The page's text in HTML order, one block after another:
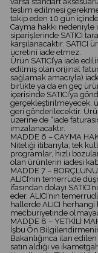
teslim edilmesi
takip eden 10 gün
Cayma hakkı
siparişlerinde SATICI
karşılanacaktır. SATICI
ücretini iade etmez.
Ürün SATICI’ya iade
edilmiş olan orijinal
sağlamak amacıyla)
birlikte ya da en geç
içerisinde SATICI’ya
gerçekleştirilmeyecek,
geri gönderilecektir.
üzerine de “iade
imzalanacaktır.
MADDE 6 – CAYMA
Niteliği itibarıyla; tek
programlar, hızlı
olan ürünlerin iadesi
MADDE 7 –
ALICI’nın temerrüde
ifasından dolayı
eder. ALICI’nın
hallerde ALICI
mecburiyetinde
MADDE 8 – YETKİLİ
İşbu Ön
Bakanlığınca ilan
satın aldığı ve